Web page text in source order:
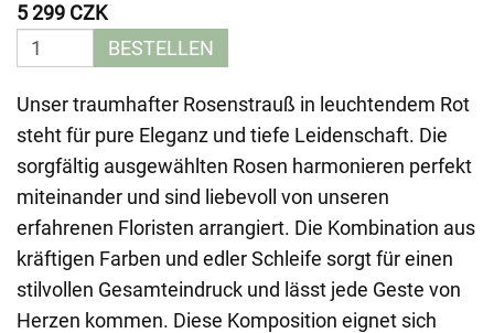
5 299 CZK
BESTELLEN
Unser traumhafter Rosenstrauß in leuchtendem Rot
steht für pure Eleganz und tiefe Leidenschaft. Die
sorgfältig ausgewählten Rosen harmonieren perfekt
miteinander und sind liebevoll von unseren
erfahrenen Floristen arrangiert. Die Kombination aus
kräftigen Farben und edler Schleife sorgt für einen
stilvollen Gesamteindruck und lässt jede Geste von
Herzen kommen. Diese Komposition eignet sich